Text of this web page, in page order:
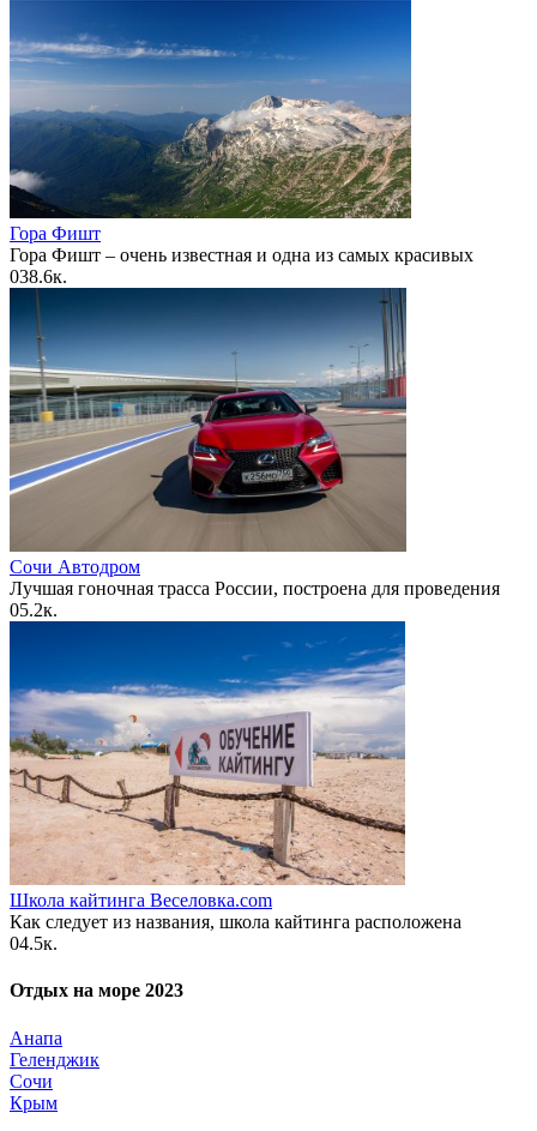
Гора Фишт
Гора Фишт – очень известная и одна из самых красивых
038.6к.
Сочи Автодром
Лучшая гоночная трасса России, построена для проведения
05.2к.
Школа кайтинга Веселовка.com
Как следует из названия, школа кайтинга расположена
04.5к.
Отдых на море 2023
Анапа
Геленджик
Сочи
Крым